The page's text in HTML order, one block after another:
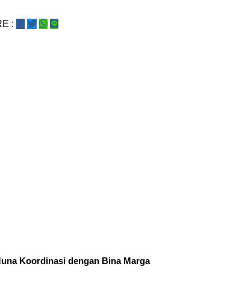
:
Koordinasi dengan Bina Marga